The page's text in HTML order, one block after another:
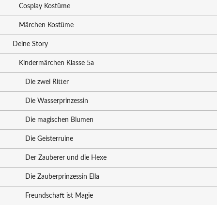
Cosplay Kostüme
Märchen Kostüme
Deine Story
Kindermärchen Klasse 5a
Die zwei Ritter
Die Wasserprinzessin
Die magischen Blumen
Die Geisterruine
Der Zauberer und die Hexe
Die Zauberprinzessin Ella
Freundschaft ist Magie